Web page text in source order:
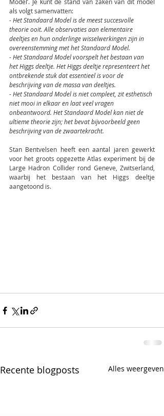
als volgt samenvatten:
- Het Standaard Model is de meest succesvolle
theorie ooit. Alle observaties aan elementaire
deeltjes en hun onderlinge wisselwerkingen zijn in
overeenstemming met het Standaard Model.
- Het Standaard Model voorspelt het bestaan van
het Higgs deeltje. Het Higgs deeltje representeert het
ontbrekende stuk dat essentieel is voor de
beschrijving van de massa van deeltjes.
- Het Standaard Model is niet compleet, zit esthetisch
niet mooi in elkaar en laat veel vragen
onbeantwoord. Het Standaard Model kan niet de
ultieme theorie zijn; het bevat bijvoorbeeld geen
beschrijving van de zwaartekracht.
Stan Bentvelsen heeft een aantal jaren gewerkt
voor het groots opgezette Atlas experiment bij de
Large Hadron Collider rond Geneve, Zwitserland,
waarbij het bestaan van het Higgs deeltje
aangetoond is.
Recente blogposts Alles weergeven